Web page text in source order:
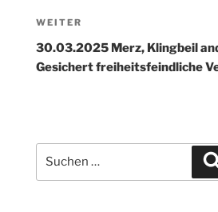
Nächster
Beitrag
WEITER
30.03.2025 Merz, Klingbeil
Gesichert freiheitsfeindliche
nach: